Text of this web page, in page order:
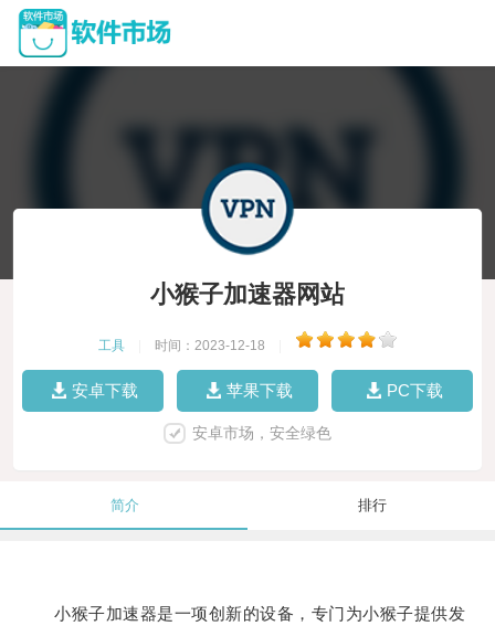
小猴子加速器网站
工具 时间：2023-12-18
安卓下载 苹果下载 PC下载
安卓市场，安全绿色
简介 排行
小猴子加速器是一项创新的设备，专门为小猴子提供发